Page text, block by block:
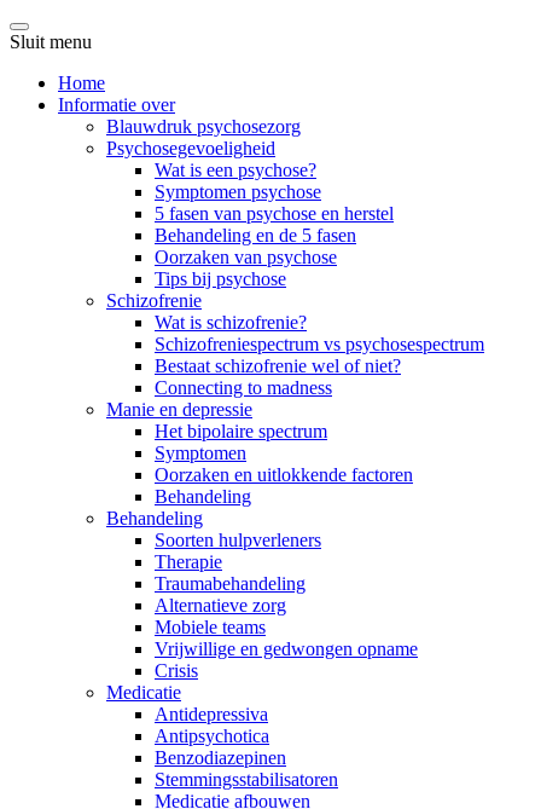
Sluit menu
Home
Informatie over
Blauwdruk psychosezorg
Psychosegevoeligheid
Wat is een psychose?
Symptomen psychose
5 fasen van psychose en herstel
Behandeling en de 5 fasen
Oorzaken van psychose
Tips bij psychose
Schizofrenie
Wat is schizofrenie?
Schizofreniespectrum vs psychosespectrum
Bestaat schizofrenie wel of niet?
Connecting to madness
Manie en depressie
Het bipolaire spectrum
Symptomen
Oorzaken en uitlokkende factoren
Behandeling
Behandeling
Soorten hulpverleners
Therapie
Traumabehandeling
Alternatieve zorg
Mobiele teams
Vrijwillige en gedwongen opname
Crisis
Medicatie
Antidepressiva
Antipsychotica
Benzodiazepinen
Stemmingsstabilisatoren
Medicatie afbouwen